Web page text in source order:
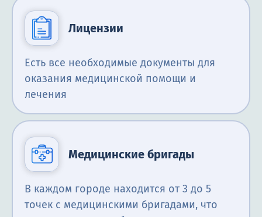
Лицензии
Есть все необходимые документы для
оказания медицинской помощи и
лечения
Медицинские бригады
В каждом городе находится от 3 до 5
точек с медицинскими бригадами, что